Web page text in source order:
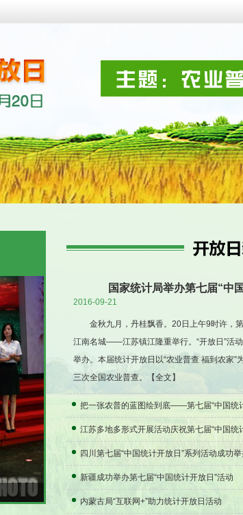
与演职人员代表合影留念
国家统计局举办第七届“中
2016-09-21
金秋九月，丹桂飘香。20日上午9时许，第
江南名城——江苏镇江隆重举行。“开放日”活
举办。本届统计开放日以“农业普查 福到农家
三次全国农业普查。【全文 】
把一张农普的蓝图绘到底——第七届“中国统
江苏多地多形式开展活动庆祝第七届“中国统
四川第七届“中国统计开放日”系列活动成功
新疆成功举办第七届“中国统计开放日”活动
内蒙古局“互联网+”助力统计开放日活动